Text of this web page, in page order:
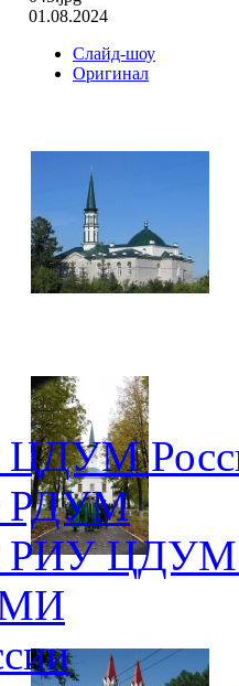
01.08.2024
Слайд-шоу
Оригинал
ЦДУМ
РДУМ
РИУ ЦДУМ